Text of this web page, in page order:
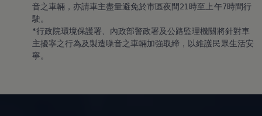
音之車輛，亦請車主盡量避免於市區夜間21時至上午7時間行
駛。
*行政院環境保護署、內政部警政署及公路監理機關將針對車
主擾寧之行為及製造噪音之車輛加強取締，以維護民眾生活安
寧。